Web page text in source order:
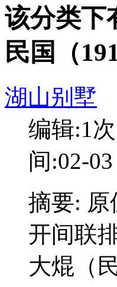
该分类下
民国（
湖山别墅
编辑:1
间:02-
摘要: 原
开间联
大焜（